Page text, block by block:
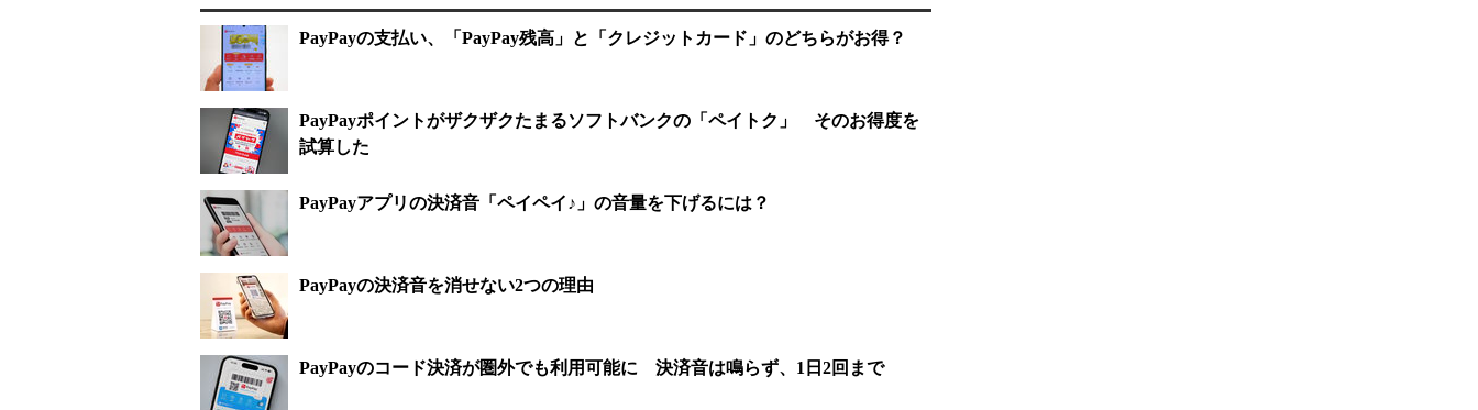
PayPayの支払い、「PayPay残高」と「クレジットカード」のどちらがお得？
PayPayポイントがザクザクたまるソフトバンクの「ペイトク」 そのお得度を
試算した
PayPayアプリの決済音「ペイペイ♪」の音量を下げるには？
PayPayの決済音を消せない2つの理由
PayPayのコード決済が圏外でも利用可能に 決済音は鳴らず、1日2回まで